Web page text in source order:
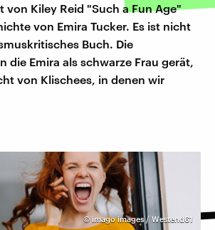
von Kiley Reid "Such a Fun Age"
von Emira Tucker. Es ist nicht
Buch. Die
die Emira als schwarze Frau gerät,
von Klischees, in denen wir
© imago images / Westend61